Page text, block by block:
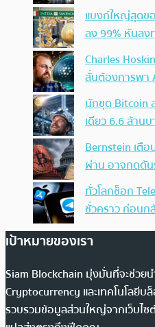
แบงก์ใหญ่สุดข
ลง 99% หันลง
Charles
ลั่นต้องการพา
นักขุด Bitcoin
เดียว 6.6 ล้าน
Bernstein เตือ
ผ่าน อาจกดดัน
ทั่วโลกช็อก
ชั่วคราว ก่อนก
เป้าหมายของเรา
Siam Blockchain มุ่งมั่นที่จะช่วย
Cryptocurrency และเทคโนโลยีบ
รวบรวมข้อมูลส่วนใหญ่จากเว็บไซ